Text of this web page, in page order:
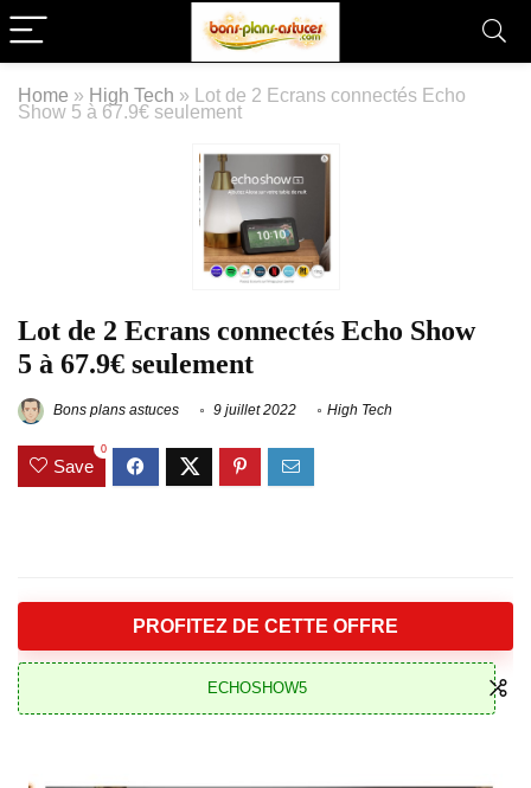
Home » High Tech » Lot de 2 Ecrans connectés Echo
Show 5 à 67.9€ seulement
Lot de 2 Ecrans connectés Echo Show
5 à 67.9€ seulement
Bons plans astuces 9 juillet 2022 High Tech
Save
0
PROFITEZ DE CETTE OFFRE
ECHOSHOW5